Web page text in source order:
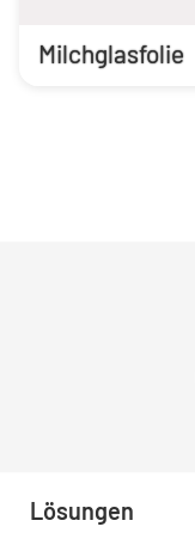
Milchglasfolie
Lösungen